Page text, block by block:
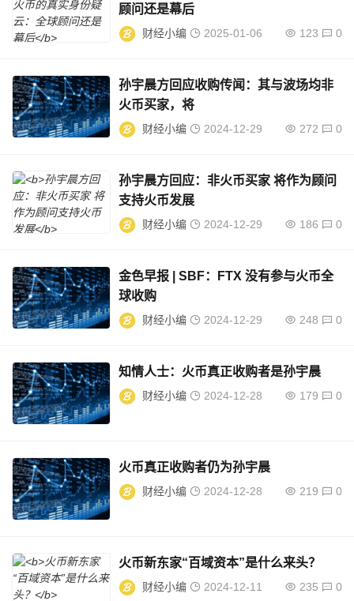
顾问还是幕后
财经小编 2025-01-06 123 0
孙宇晨方回应收购传闻：其与波场均非
火币买家，将
财经小编 2024-12-29 272 0
孙宇晨方回应：非火币买家 将作为顾问
支持火币发展
财经小编 2024-12-29 186 0
金色早报 | SBF：FTX 没有参与火币全
球收购
财经小编 2024-12-29 248 0
知情人士：火币真正收购者是孙宇晨
财经小编 2024-12-28 179 0
火币真正收购者仍为孙宇晨
财经小编 2024-12-28 219 0
火币新东家“百域资本”是什么来头？
财经小编 2024-12-11 235 0